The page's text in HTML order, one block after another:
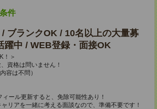
件
ブランクOK / 10名以上の大量募
躍中 / WEB登録・面接OK
！＞
資格は問いません！
容は不問）
ール更新すると、免除可能性あり！
アを一緒に考える面談なので、準備不要です！